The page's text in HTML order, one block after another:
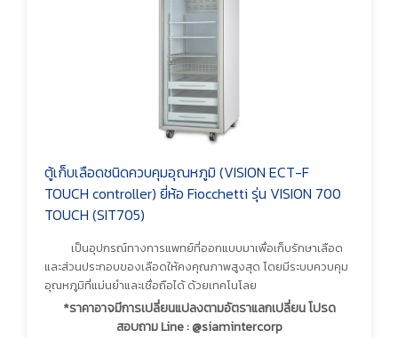
ตู้เก็บเลือดชนิดควบคุมอุณหภูมิ (VISION ECT-F
TOUCH controller) ยี่ห้อ Fiocchetti รุ่น VISION 700
TOUCH (SIT705)
เป็นอุปกรณ์ทางการแพทย์ที่ออกแบบมาเพื่อเก็บรักษาเลือด
และส่วนประกอบของเลือดให้คงคุณภาพสูงสุด โดยมีระบบควบคุม
อุณหภูมิที่แม่นยำและเชื่อถือได้ ด้วยเทคโนโลย
*ราคาอาจมีการเปลี่ยนแปลงตามอัตราแลกเปลี่ยน โปรด
สอบถาม Line : @siamintercorp